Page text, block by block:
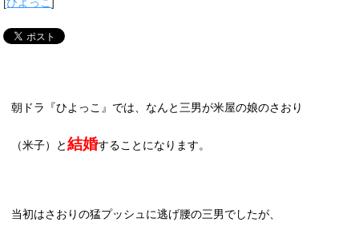
朝ドラ『ひよっこ』では、なんと三男が米屋の娘のさおり
（米子）と結婚することになります。
当初はさおりの猛プッシュに逃げ腰の三男でしたが、